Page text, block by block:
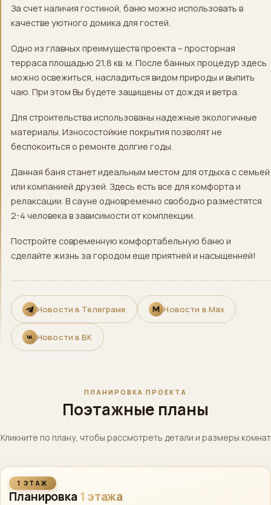
За счет наличия гостиной, баню можно использовать в
качестве уютного домика для гостей.
Одно из главных преимуществ проекта – просторная
терраса площадью 21,8 кв. м. После банных процедур здесь
можно освежиться, насладиться видом природы и выпить
чаю. При этом Вы будете защищены от дождя и ветра.
Для строительства использованы надежные экологичные
материалы. Износостойкие покрытия позволят не
беспокоиться о ремонте долгие годы.
Данная баня станет идеальным местом для отдыха с семьей
или компанией друзей. Здесь есть все для комфорта и
релаксации. В сауне одновременно свободно разместятся
2-4 человека в зависимости от комплекции.
Постройте современную комфортабельную баню и
сделайте жизнь за городом еще приятней и насыщенней!
Новости в Телеграме Новости в Max
Новости в ВК
ПЛАНИРОВКА ПРОЕКТА
Поэтажные планы
Кликните по плану, чтобы рассмотреть детали и размеры комнат
1 ЭТАЖ
Планировка 1 этажа